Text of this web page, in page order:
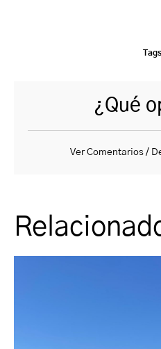
Tags
¿Qué
Ver Comentarios /